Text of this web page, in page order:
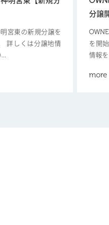
明宮東の新規分譲を
詳しくは分譲地情
分譲
を開
情報
more